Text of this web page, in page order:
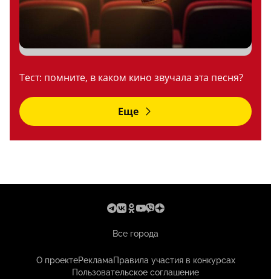
Тест: помните, в каком кино звучала эта песня?
Еще
Все города
О проектеРекламаПравила участия в конкурсах
Пользовательское соглашение